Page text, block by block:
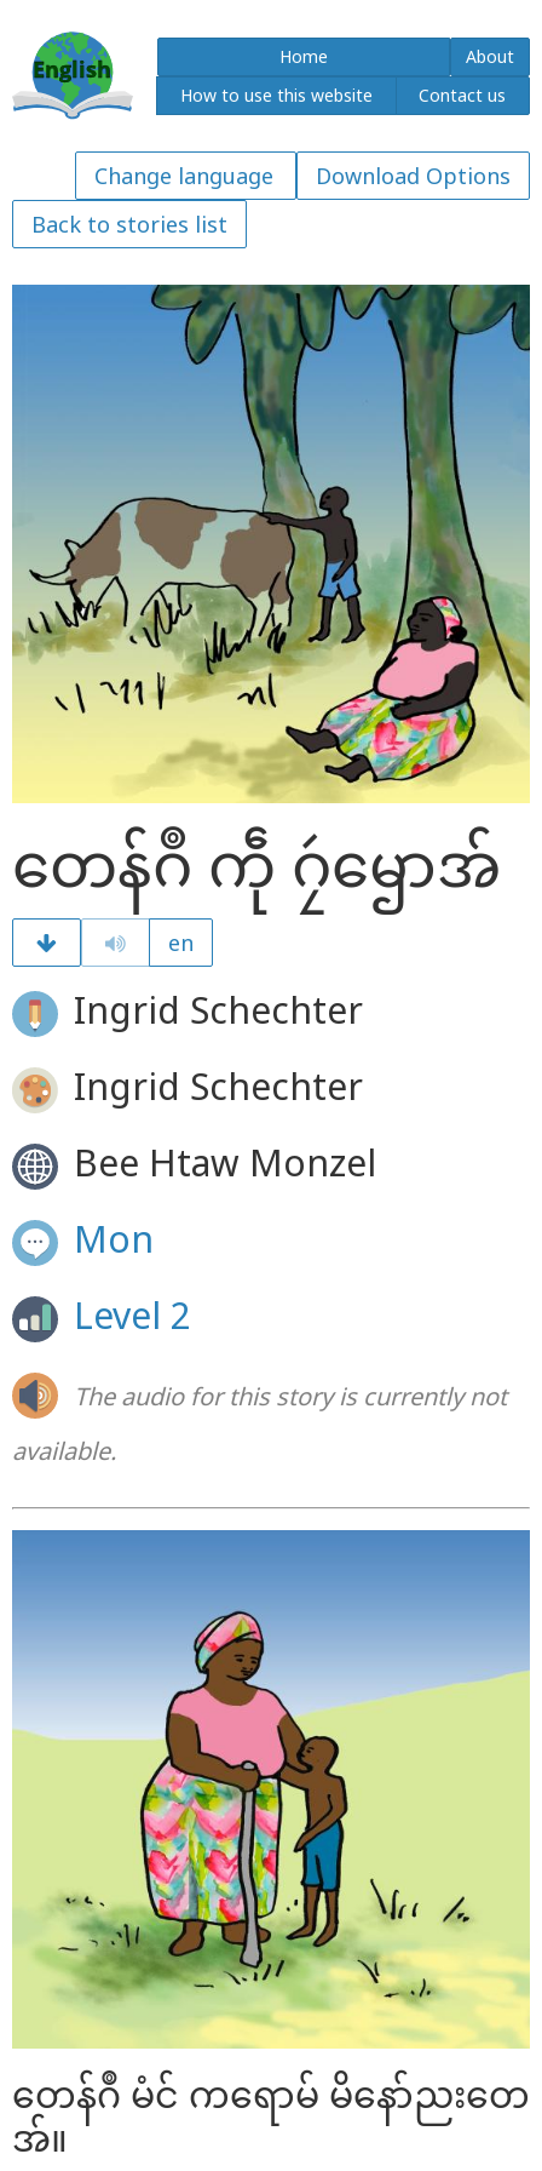
Home
About
How to use this website
Contact us
Download Options
Back to stories list
တေန်ဂဳ ကဵု ဂၠဴၝောအ်
en
Ingrid Schechter
Ingrid Schechter
Bee Htaw Monzel
Mon
Level 2
The audio for this story is currently not
available.
တေန်ဂဳ မံင် ကရောမ် မိနော်ညးတေ
အ်။